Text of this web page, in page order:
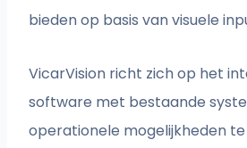
bieden op basis van visuele
VicarVision richt zich op het
software met bestaande
operationele mogelijkheden